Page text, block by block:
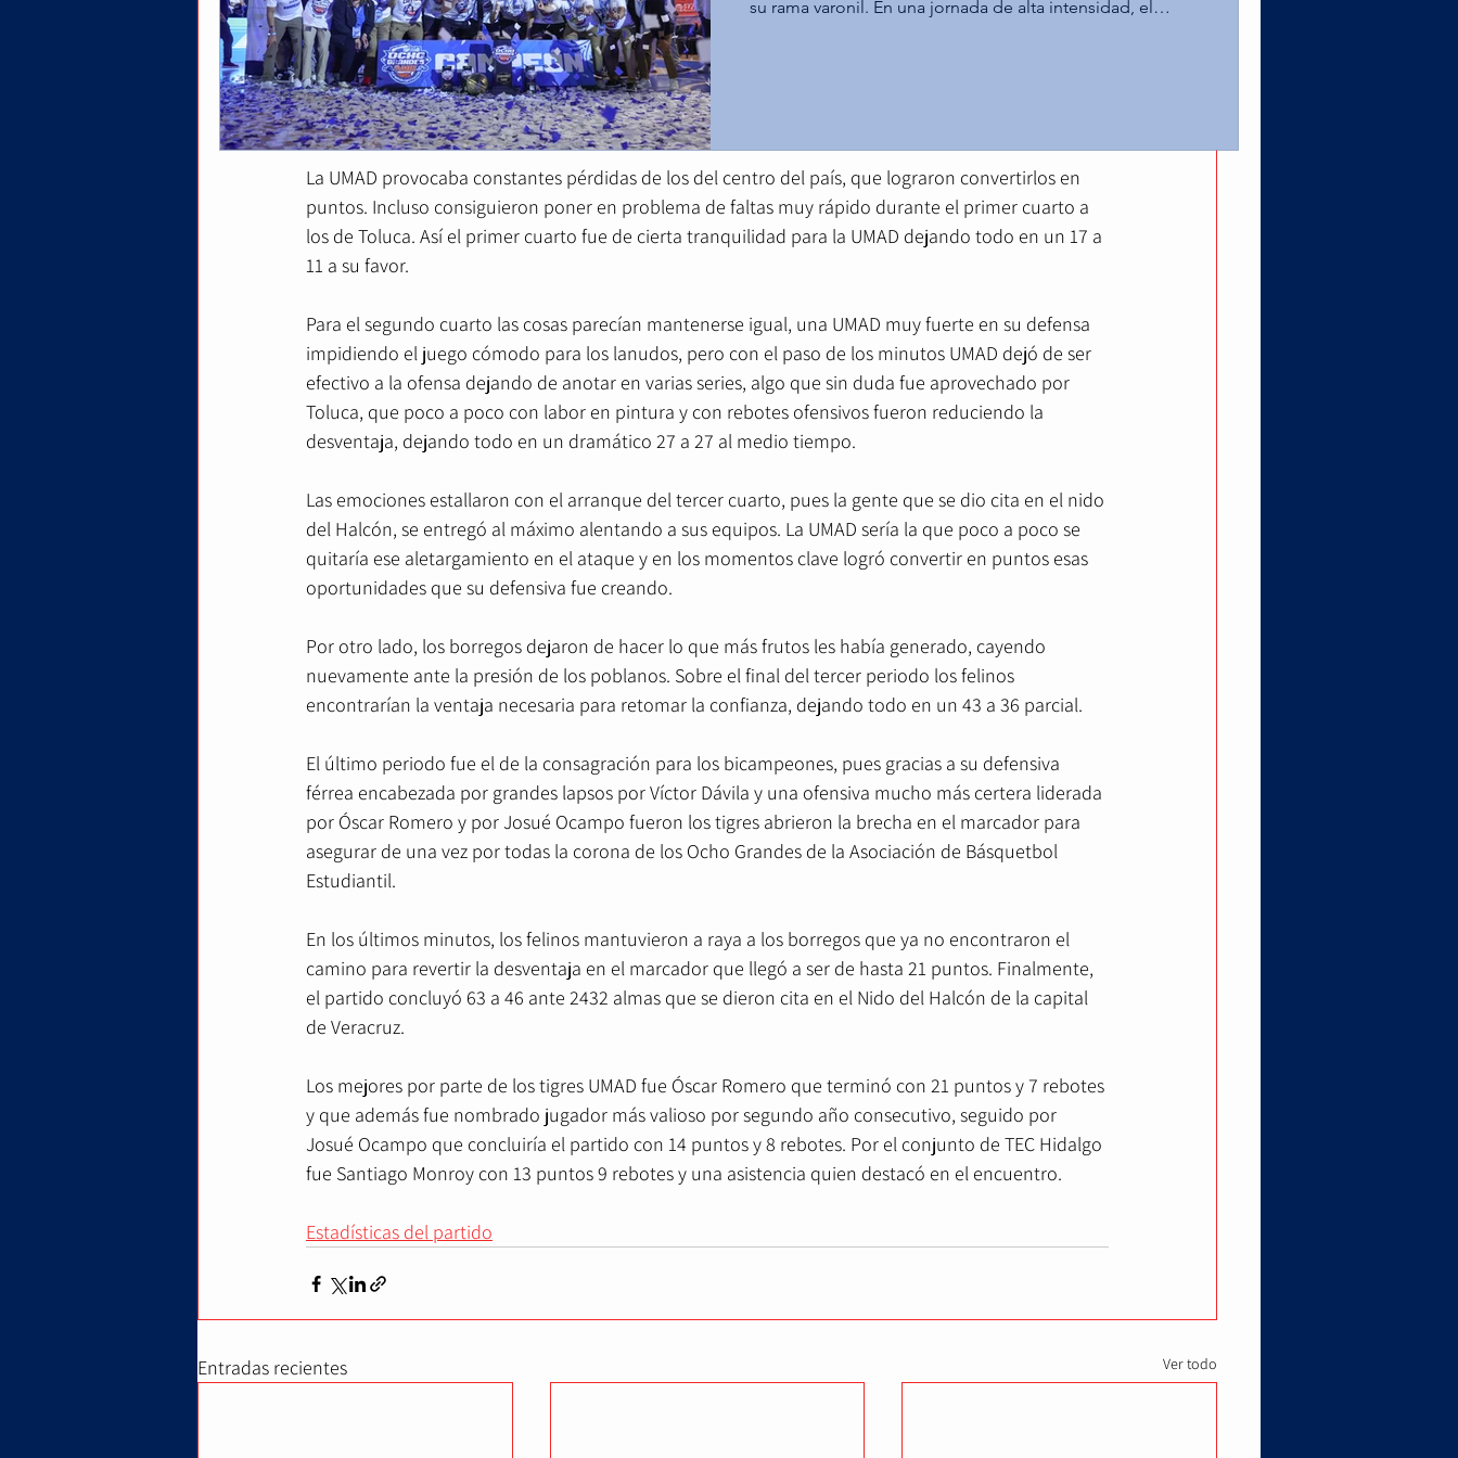
Los tigres salieron a demostrar su poderío defensivo, apretando en cada sector de la duela
complicando el juego de los borregos, que durante los primeros minutos no encontraban la forma
de romper el acoso de la quinteta poblana.
La UMAD provocaba constantes pérdidas de los del centro del país, que lograron convertirlos en
puntos. Incluso consiguieron poner en problema de faltas muy rápido durante el primer cuarto a
los de Toluca. Así el primer cuarto fue de cierta tranquilidad para la UMAD dejando todo en un 17 a
11 a su favor.
Para el segundo cuarto las cosas parecían mantenerse igual, una UMAD muy fuerte en su defensa
impidiendo el juego cómodo para los lanudos, pero con el paso de los minutos UMAD dejó de ser
efectivo a la ofensa dejando de anotar en varias series, algo que sin duda fue aprovechado por
Toluca, que poco a poco con labor en pintura y con rebotes ofensivos fueron reduciendo la
desventaja, dejando todo en un dramático 27 a 27 al medio tiempo.
Las emociones estallaron con el arranque del tercer cuarto, pues la gente que se dio cita en el nido
del Halcón, se entregó al máximo alentando a sus equipos. La UMAD sería la que poco a poco se
quitaría ese aletargamiento en el ataque y en los momentos clave logró convertir en puntos esas
oportunidades que su defensiva fue creando.
Por otro lado, los borregos dejaron de hacer lo que más frutos les había generado, cayendo
nuevamente ante la presión de los poblanos. Sobre el final del tercer periodo los felinos
encontrarían la ventaja necesaria para retomar la confianza, dejando todo en un 43 a 36 parcial.
El último periodo fue el de la consagración para los bicampeones, pues gracias a su defensiva
férrea encabezada por grandes lapsos por Víctor Dávila y una ofensiva mucho más certera liderada
por Óscar Romero y por Josué Ocampo fueron los tigres abrieron la brecha en el marcador para
asegurar de una vez por todas la corona de los Ocho Grandes de la Asociación de Básquetbol
Estudiantil.
En los últimos minutos, los felinos mantuvieron a raya a los borregos que ya no encontraron el
camino para revertir la desventaja en el marcador que llegó a ser de hasta 21 puntos. Finalmente,
el partido concluyó 63 a 46 ante 2432 almas que se dieron cita en el Nido del Halcón de la capital
de Veracruz.
Los mejores por parte de los tigres UMAD fue Óscar Romero que terminó con 21 puntos y 7 rebotes
y que además fue nombrado jugador más valioso por segundo año consecutivo, seguido por
Josué Ocampo que concluiría el partido con 14 puntos y 8 rebotes. Por el conjunto de TEC Hidalgo
fue Santiago Monroy con 13 puntos 9 rebotes y una asistencia quien destacó en el encuentro.
Estadísticas del partido
Entradas recientes Ver todo
su rama varonil. En una jornada de alta intensidad, el